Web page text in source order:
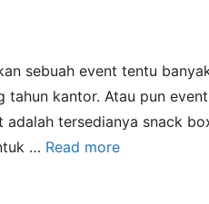
sebuah event tentu
kantor. Atau pun
tersedianya snack
… Read more